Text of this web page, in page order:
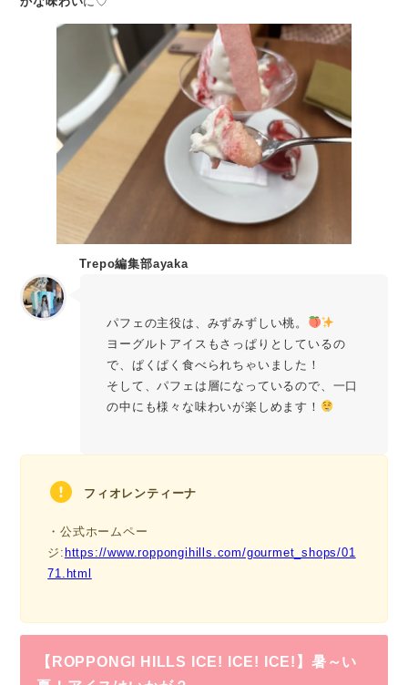
Trepo編集部ayaka
パフェの主役は、みずみずしい桃。
ヨーグルトアイスもさっぱりとしているの
で、ぱくぱく食べられちゃいました！
そして、パフェは層になっているので、一口
の中にも様々な味わいが楽しめます！
フィオレンティーナ
・公式ホームペー
ジ: https://www.roppongihills.com/gourmet_shops/01
71.html
【ROPPONGI HILLS ICE! ICE! ICE!】暑～い